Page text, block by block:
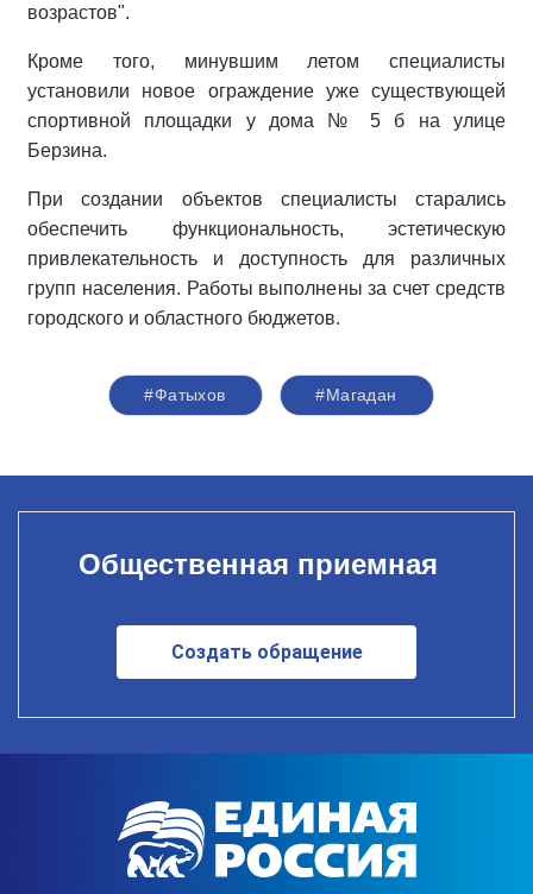
возрастов".
Кроме того, минувшим летом специалисты
установили новое ограждение уже существующей
спортивной площадки у дома № 5 б на улице
Берзина.
При создании объектов специалисты старались
обеспечить функциональность, эстетическую
привлекательность и доступность для различных
групп населения. Работы выполнены за счет средств
городского и областного бюджетов.
#Фатыхов #Магадан
Общественная приемная
Создать обращение